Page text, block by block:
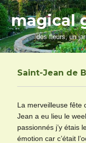
magical
des fleurs, un
Saint-Jean de
La merveilleuse fête
Jean a eu lieu le
passionnés j’y étais
émotion car c’était